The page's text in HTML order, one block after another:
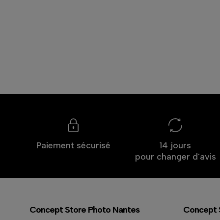
Paiement sécurisé
14 jours
pour changer d'avis
Concept Store Photo Nantes Concept